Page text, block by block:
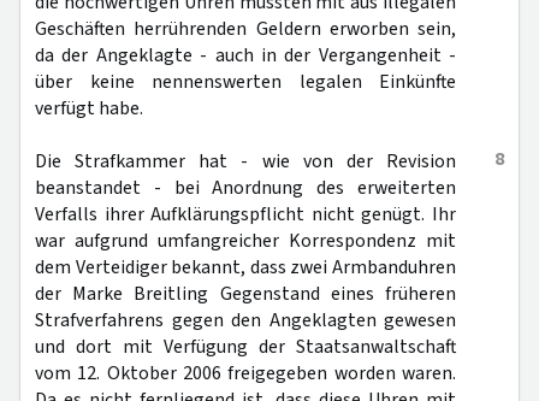
Geschäften herrührenden Geldern erworben sein,
da der Angeklagte - auch in der Vergangenheit -
über keine nennenswerten legalen Einkünfte
verfügt habe.
8
Die Strafkammer hat - wie von der Revision
beanstandet - bei Anordnung des erweiterten
Verfalls ihrer Aufklärungspflicht nicht genügt. Ihr
war aufgrund umfangreicher Korrespondenz mit
dem Verteidiger bekannt, dass zwei Armbanduhren
der Marke Breitling Gegenstand eines früheren
Strafverfahrens gegen den Angeklagten gewesen
und dort mit Verfügung der Staatsanwaltschaft
vom 12. Oktober 2006 freigegeben worden waren.